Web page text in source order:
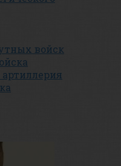
войск